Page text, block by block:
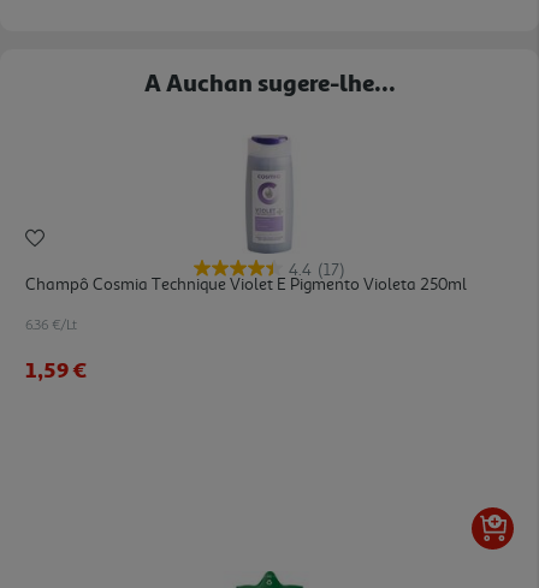
A Auchan sugere-lhe...
4.4 (17)
Champô Cosmia Technique Violet E Pigmento Violeta 250ml
6.36 €/Lt
1,59 €